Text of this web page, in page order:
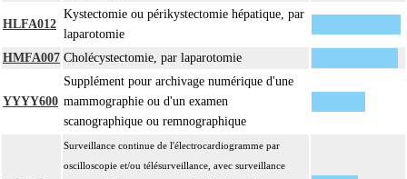
HLFA012
Kystectomie ou périkystectomie hépatique, par
laparotomie
HMFA007 Cholécystectomie, par laparotomie
YYYY600
Supplément pour archivage numérique d'une
mammographie ou d'un examen
scanographique ou remnographique
Surveillance continue de l'électrocardiogramme par
oscilloscopie et/ou télésurveillance, avec surveillance